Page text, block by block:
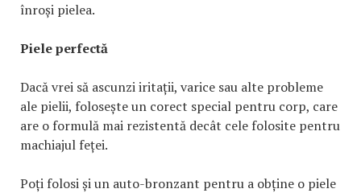
înroși pielea.
Piele perfectă
Dacă vrei să ascunzi iritații, varice sau alte probleme
ale pielii, folosește un corect special pentru corp, care
are o formulă mai rezistentă decât cele folosite pentru
machiajul feței.
Poți folosi și un auto-bronzant pentru a obține o piele